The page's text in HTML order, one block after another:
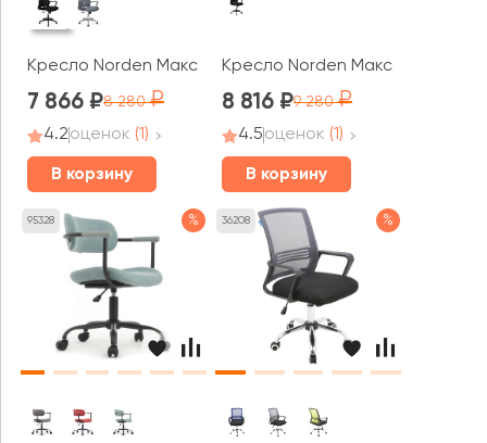
Кресло Norden Макс / Max LB
7 866 8 280
4.2оценок (1)
В корзину
Кресло Norden Макс / Max
8 816 9 280
4.5оценок (1)
В корзину
95328 % 36208 %